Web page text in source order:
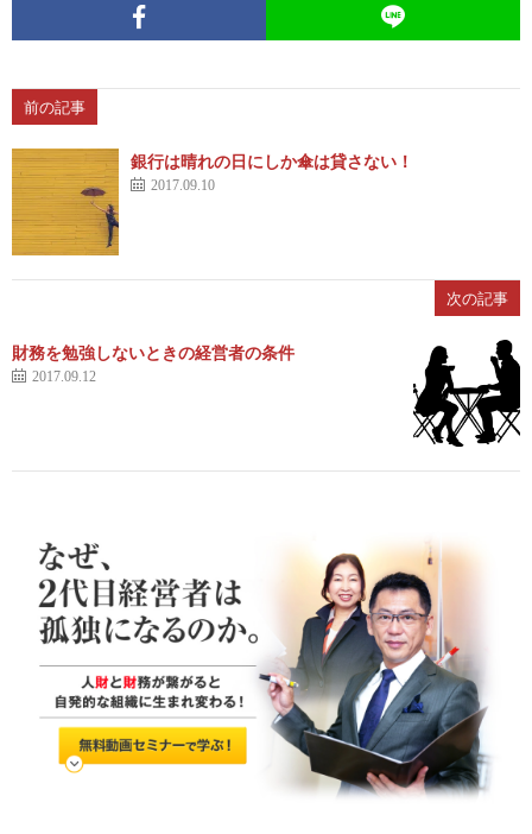
前の記事
銀行は晴れの日にしか傘は貸さない！
2017.09.10
次の記事
財務を勉強しないときの経営者の条件
2017.09.12